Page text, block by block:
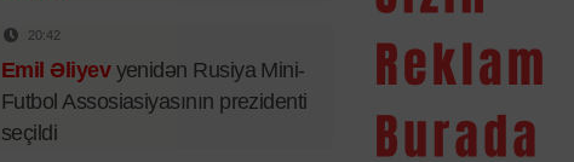
20:42
Emil Əliyevyenidən Rusiya Mini-
Futbol Assosiasiyasının prezidenti
seçildi